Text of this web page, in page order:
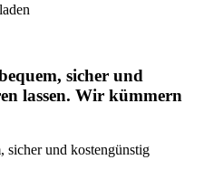
sicher und
lassen. Wir kümmern
sicher und kostengünstig